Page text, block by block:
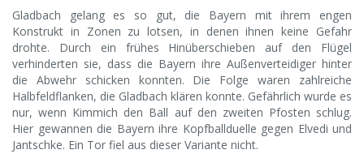
Gladbach gelang es so gut, die Bayern mit ihrem engen
Konstrukt in Zonen zu lotsen, in denen ihnen keine Gefahr
drohte. Durch ein frühes Hinüberschieben auf den Flügel
verhinderten sie, dass die Bayern ihre Außenverteidiger hinter
die Abwehr schicken konnten. Die Folge waren zahlreiche
Halbfeldflanken, die Gladbach klären konnte. Gefährlich wurde es
nur, wenn Kimmich den Ball auf den zweiten Pfosten schlug.
Hier gewannen die Bayern ihre Kopfballduelle gegen Elvedi und
Jantschke. Ein Tor fiel aus dieser Variante nicht.